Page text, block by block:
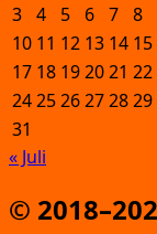
3 4 5 6 7 8
10 11 12 13 14 15
17 18 192021 22
242526272829
31
« Juli
©